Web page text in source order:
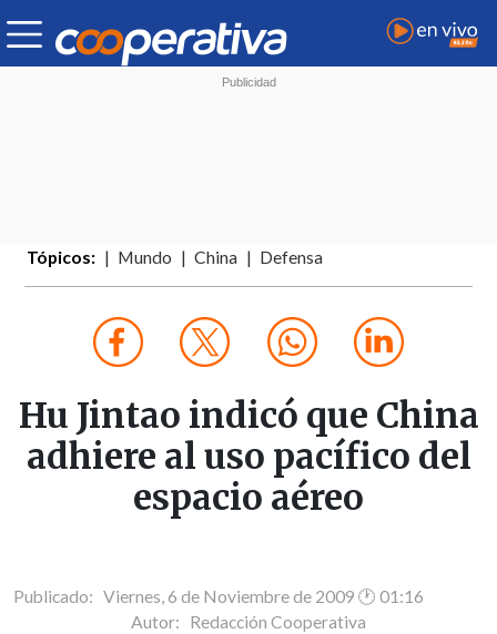
Tópicos: Mundo China Defensa
Hu Jintao indicó que China
adhiere al uso pacífico del
espacio aéreo
Publicado: Viernes, 6 de Noviembre de 2009 🕐 01:16
Autor: Redacción Cooperativa